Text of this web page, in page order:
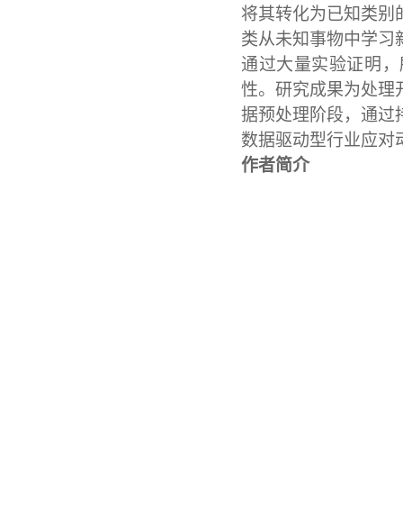
将其转化为已知类别
类从未知事物中学习
通过大量实验证明
性。研究成果为处理
据预处理阶段，通过
数据驱动型行业应对
作者简介